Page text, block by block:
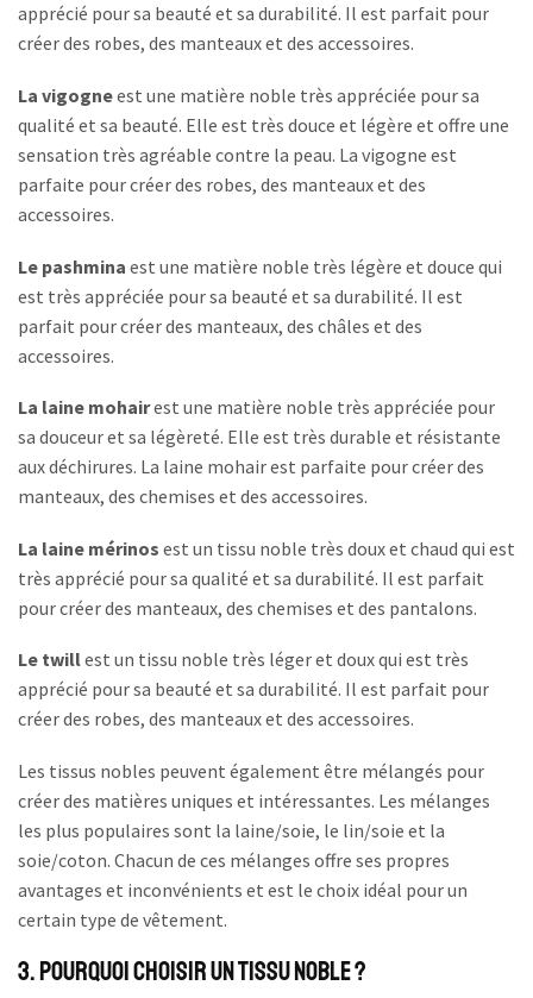
apprécié pour sa beauté et sa durabilité. Il est parfait pour
créer des robes, des manteaux et des accessoires.
La vigogneest une matière noble très appréciée pour sa
qualité et sa beauté. Elle est très douce et légère et offre une
sensation très agréable contre la peau. La vigogne est
parfaite pour créer des robes, des manteaux et des
accessoires.
Le pashmina est une matière noble très légère et douce qui
est très appréciée pour sa beauté et sa durabilité. Il est
parfait pour créer des manteaux, des châles et des
accessoires.
La laine mohairest une matière noble très appréciée pour
sa douceur et sa légèreté. Elle est très durable et résistante
aux déchirures. La laine mohair est parfaite pour créer des
manteaux, des chemises et des accessoires.
La laine mérinos est un tissu noble très doux et chaud qui est
très apprécié pour sa qualité et sa durabilité. Il est parfait
pour créer des manteaux, des chemises et des pantalons.
Le twillest un tissu noble très léger et doux qui est très
apprécié pour sa beauté et sa durabilité. Il est parfait pour
créer des robes, des manteaux et des accessoires.
Les tissus nobles peuvent également être mélangés pour
créer des matières uniques et intéressantes. Les mélanges
les plus populaires sont la laine/soie, le lin/soie et la
soie/coton. Chacun de ces mélanges offre ses propres
avantages et inconvénients et est le choix idéal pour un
certain type de vêtement.
3. Pourquoi choisir un tissu noble ?